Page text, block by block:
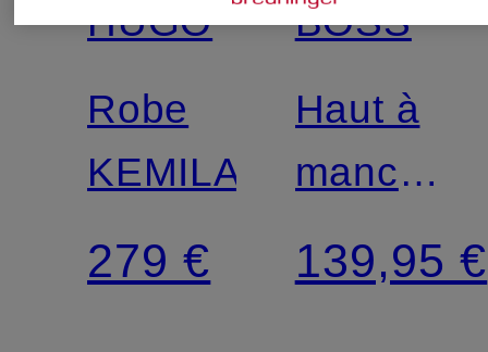
HUGO
Robe
KEMILANA
279 €
BOSS
Haut à
manches
longues
EMARIKA
139,95 €